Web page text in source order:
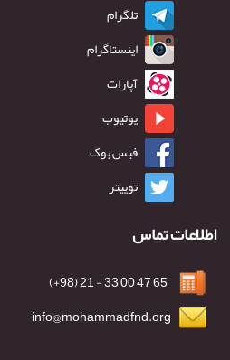
تلگرام
اینستاگرام
آپارات
یوتیوب
فیس بوک
توییتر
اطلاعات تماس
info@mohammadfnd.org